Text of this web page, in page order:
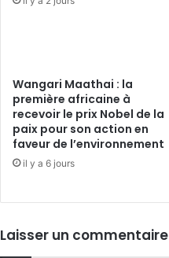
Wangari Maathai : la
première africaine à
recevoir le prix Nobel de la
paix pour son action en
faveur de l’environnement
il y a 6 jours
Laisser un commentaire